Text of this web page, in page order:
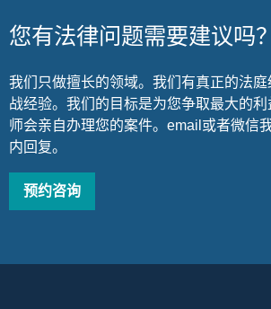
您有法律问题需要建议吗？
我们只做擅长的领域。我们有真正的法
战经验。我们的目标是为您争取最大的
师会亲自办理您的案件。email或者微信
内回复。
预约咨询